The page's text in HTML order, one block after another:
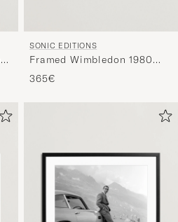
SONIC EDITIONS
Framed Wimbledon 1980
Mens Final
365€